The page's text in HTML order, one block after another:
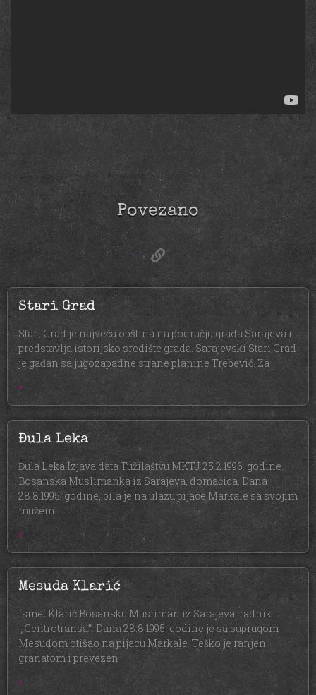
Povezano
Stari Grad
Stari Grad je najveća opština na području grada Sarajeva i
predstavlja istorijsko središte grada. Sarajevski Stari Grad
je gađan sa jugozapadne strane planine Trebević. Za
»
Đula Leka
Đula Leka Izjava data Tužilaštvu MKTJ 25.2.1996. godine.
Bosanska Muslimanka iz Sarajeva, domaćica. Dana
28.8.1995. godine, bila je na ulazu pijace Markale sa svojim
mužem
»
Mesuda Klarić
Ismet Klarić Bosansku Musliman iz Sarajeva, radnik
„Centrotransa“. Dana 28.8.1995. godine je sa suprugom
Mesudom otišao na pijacu Markale. Teško je ranjen
granatom i prevezen
»